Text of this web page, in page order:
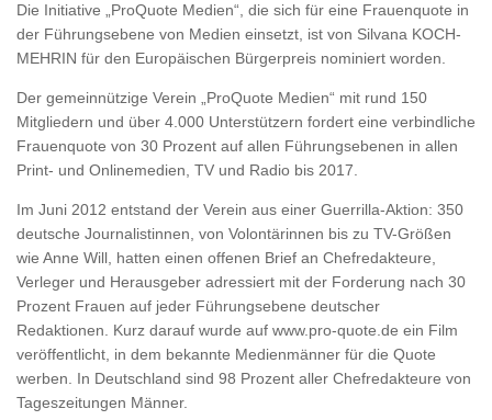
Die Initiative „ProQuote Medien“, die sich für eine Frauenquote in
der Führungsebene von Medien einsetzt, ist von Silvana KOCH-
MEHRIN für den Europäischen Bürgerpreis nominiert worden.
Der gemeinnützige Verein „ProQuote Medien“ mit rund 150
Mitgliedern und über 4.000 Unterstützern fordert eine verbindliche
Frauenquote von 30 Prozent auf allen Führungsebenen in allen
Print- und Onlinemedien, TV und Radio bis 2017.
Im Juni 2012 entstand der Verein aus einer Guerrilla-Aktion: 350
deutsche Journalistinnen, von Volontärinnen bis zu TV-Größen
wie Anne Will, hatten einen offenen Brief an Chefredakteure,
Verleger und Herausgeber adressiert mit der Forderung nach 30
Prozent Frauen auf jeder Führungsebene deutscher
Redaktionen. Kurz darauf wurde auf www.pro-quote.de ein Film
veröffentlicht, in dem bekannte Medienmänner für die Quote
werben. In Deutschland sind 98 Prozent aller Chefredakteure von
Tageszeitungen Männer.